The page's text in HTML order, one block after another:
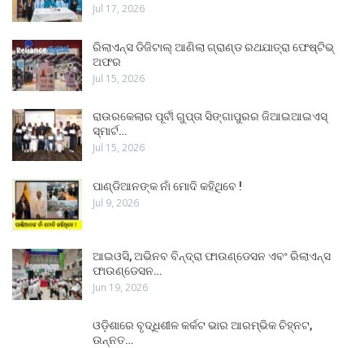
Jul 17, 2026
ରିଲାଏନ୍ସ ଡିଜିଟାଲ୍ ଆଣିଲା ଗ୍ରାଣ୍ଡ ରଥଯାତ୍ରା ଫେଷ୍ଟିଭ୍
ଅଫର
Jul 15, 2026
ରାଉରକେଲାର ପୂର୍ବୀ ଗୁପ୍ତା ସିଙ୍ଗାପୁରର ଜିଆଇଆଇଏସ୍
ସ୍ମାର୍ଟ…
Jul 15, 2026
ପାଣ୍ଡିଆନଙ୍କ ନାଁ ମୋଦି କହିଥିବେ !
Jul 9, 2026
ଆଇଓସି, ଅଭିନବ ବିନ୍ଦ୍ରା ଫାଉଣ୍ଡେସନ ଏବଂ ରିଲାଏନ୍ସ
ଫାଉଣ୍ଡେସନ…
Jun 19, 2026
ଓଡ଼ିଶାରେ ବୃଦ୍ଧିଶୀଳ କର୍କଟ ଭାର ଆରମ୍ଭିକ ଚିହ୍ନଟ,
ଉନ୍ନତ…